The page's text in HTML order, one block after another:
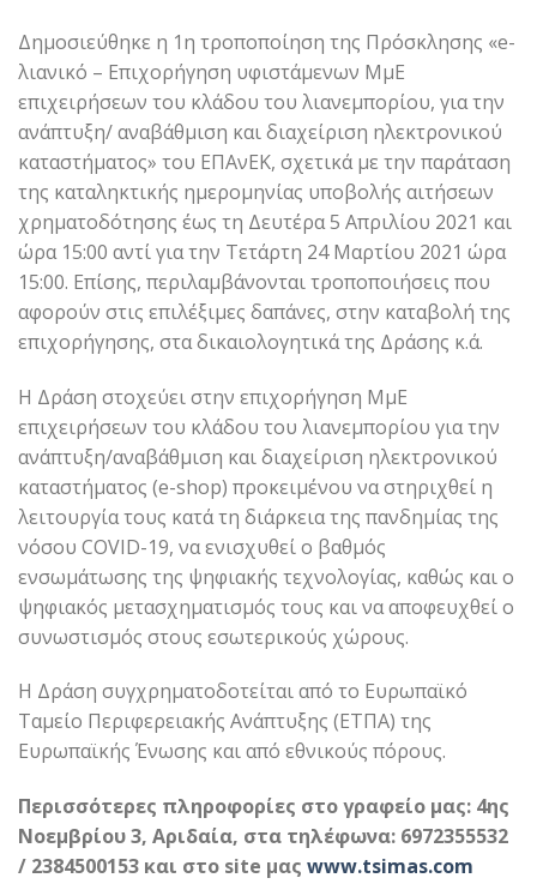
Δημοσιεύθηκε η 1η τροποποίηση της Πρόσκλησης «e-
λιανικό – Επιχορήγηση υφιστάμενων ΜμΕ
επιχειρήσεων του κλάδου του λιανεμπορίου, για την
ανάπτυξη/ αναβάθμιση και διαχείριση ηλεκτρονικού
καταστήματος» του ΕΠΑνΕΚ, σχετικά με την παράταση
της καταληκτικής ημερομηνίας υποβολής αιτήσεων
χρηματοδότησης έως τη Δευτέρα 5 Απριλίου 2021 και
ώρα 15:00 αντί για την Τετάρτη 24 Μαρτίου 2021 ώρα
15:00. Επίσης, περιλαμβάνονται τροποποιήσεις που
αφορούν στις επιλέξιμες δαπάνες, στην καταβολή της
επιχορήγησης, στα δικαιολογητικά της Δράσης κ.ά.
Η Δράση στοχεύει στην επιχορήγηση ΜμΕ
επιχειρήσεων του κλάδου του λιανεμπορίου για την
ανάπτυξη/αναβάθμιση και διαχείριση ηλεκτρονικού
καταστήματος (e-shop) προκειμένου να στηριχθεί η
λειτουργία τους κατά τη διάρκεια της πανδημίας της
νόσου COVID-19, να ενισχυθεί ο βαθμός
ενσωμάτωσης της ψηφιακής τεχνολογίας, καθώς και ο
ψηφιακός μετασχηματισμός τους και να αποφευχθεί ο
συνωστισμός στους εσωτερικούς χώρους.
Η Δράση συγχρηματοδοτείται από το Ευρωπαϊκό
Ταμείο Περιφερειακής Ανάπτυξης (ΕΤΠΑ) της
Ευρωπαϊκής Ένωσης και από εθνικούς πόρους.
Περισσότερες πληροφορίες στο γραφείο μας: 4ης
Νοεμβρίου 3, Αριδαία, στα τηλέφωνα: 6972355532
/ 2384500153 και στο site μας www.tsimas.com